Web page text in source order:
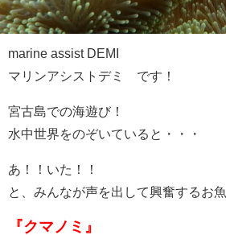
marine assist DEMI
マリンアシストデミ です！
宮古島での海遊び！
水中世界をのぞいていると・・・
あ！！いた！！
と、みんなが声を出して興奮するお魚
『クマノミ』